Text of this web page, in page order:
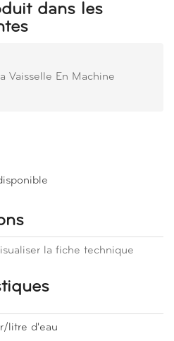
dans les
Vaisselle En Machine
la fiche technique
litre d'eau